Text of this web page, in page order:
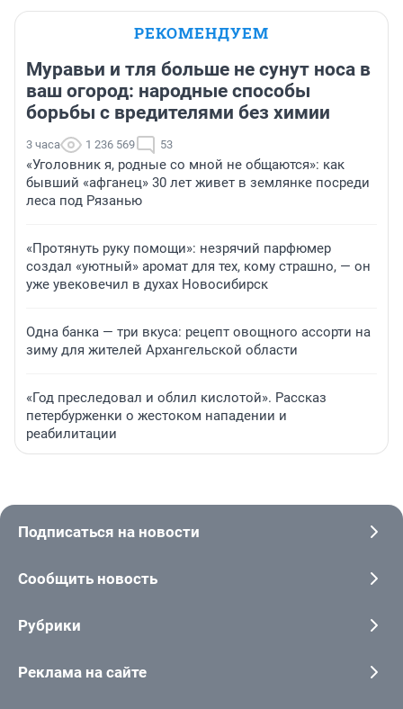
РЕКОМЕНДУЕМ
Муравьи и тля больше не сунут носа в
ваш огород: народные способы
борьбы с вредителями без химии
3 часа 1 236 569 53
«Уголовник я, родные со мной не общаются»: как
бывший «афганец» 30 лет живет в землянке посреди
леса под Рязанью
«Протянуть руку помощи»: незрячий парфюмер
создал «уютный» аромат для тех, кому страшно, — он
уже увековечил в духах Новосибирск
Одна банка — три вкуса: рецепт овощного ассорти на
зиму для жителей Архангельской области
«Год преследовал и облил кислотой». Рассказ
петербурженки о жестоком нападении и
реабилитации
Подписаться на новости
Сообщить новость
Рубрики
Реклама на сайте